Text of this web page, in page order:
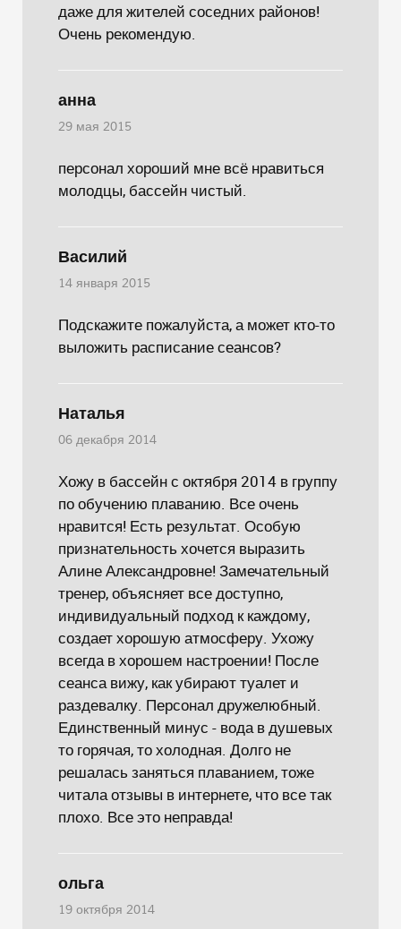
даже для жителей соседних районов!
Очень рекомендую.
анна
29 мая 2015
персонал хороший мне всё нравиться
молодцы, бассейн чистый.
Василий
14 января 2015
Подскажите пожалуйста, а может кто-то
выложить расписание сеансов?
Наталья
06 декабря 2014
Хожу в бассейн с октября 2014 в группу
по обучению плаванию. Все очень
нравится! Есть результат. Особую
признательность хочется выразить
Алине Александровне! Замечательный
тренер, объясняет все доступно,
индивидуальный подход к каждому,
создает хорошую атмосферу. Ухожу
всегда в хорошем настроении! После
сеанса вижу, как убирают туалет и
раздевалку. Персонал дружелюбный.
Единственный минус - вода в душевых
то горячая, то холодная. Долго не
решалась заняться плаванием, тоже
читала отзывы в интернете, что все так
плохо. Все это неправда!
ольга
19 октября 2014